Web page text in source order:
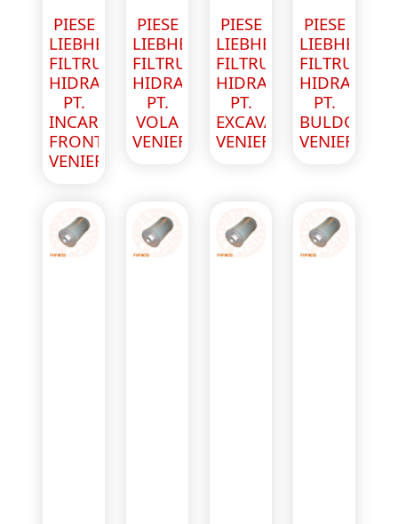
PIESE
LIEBHERR
FILTRU
HIDRAULIC
PT.
INCARCATOR
FRONTAL
VENIERI
PIESE
LIEBHERR
FILTRU
HIDRAULIC
PT.
VOLA
VENIERI
PIESE
LIEBHERR
FILTRU
HIDRAULIC
PT.
EXCAVATOR
VENIERI
PIESE
LIEBHERR
FILTRU
HIDRAULIC
PT.
VENIERI